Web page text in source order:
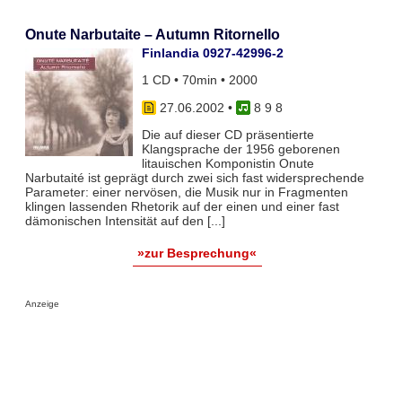
Onute Narbutaite – Autumn Ritornello
Finlandia 0927-42996-2
1 CD • 70min • 2000
27.06.2002 •
8 9 8
Die auf dieser CD präsentierte
Klangsprache der 1956 geborenen
litauischen Komponistin Onute
Narbutaité ist geprägt durch zwei sich fast widersprechende
Parameter: einer nervösen, die Musik nur in Fragmenten
klingen lassenden Rhetorik auf der einen und einer fast
dämonischen Intensität auf den [...]
»zur Besprechung«
Anzeige